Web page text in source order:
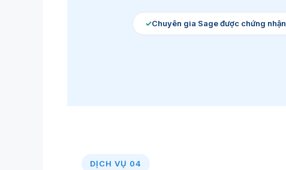
✓Chuyên gia Sage được chứng nhận
DỊCH VỤ 04